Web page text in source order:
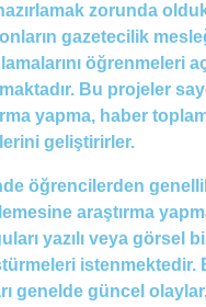
zorunda
gazetecilik
öğrenmeleri
Bu projeler
yapma, haber
geliştirirler.
öğrencilerden
araştırma
yazılı veya görsel
istenmektedir.
genelde güncel